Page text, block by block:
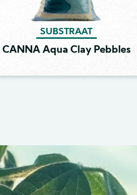
SUBSTRAAT
CANNA Aqua Clay Pebbles